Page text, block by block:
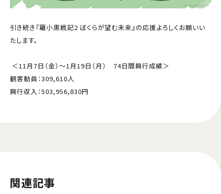
引き続き『羅小黒戦記2 ぼくらが望む未来』の応援よろしくお願いい
たします。
＜11月7日（金）～1月19日（月） 74日間興行成績＞
観客動員：309,610人
興行収入：503,956,830円
関連記事